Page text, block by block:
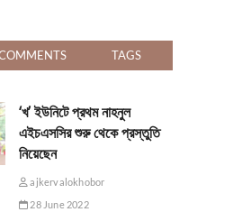
TAGS
‘খ’ ইউনিটে প্রথম নাহনুল
এইচএসসির শুরু থেকে প্রস্তুতি
নিয়েছেন
ajkervalokhobor
28 June 2022